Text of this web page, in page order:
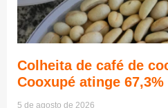
Colheita de café de
Cooxupé atinge 67,3%
5 de agosto de 2026